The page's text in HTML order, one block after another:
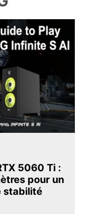
5060 Ti :
pour un
stabilité